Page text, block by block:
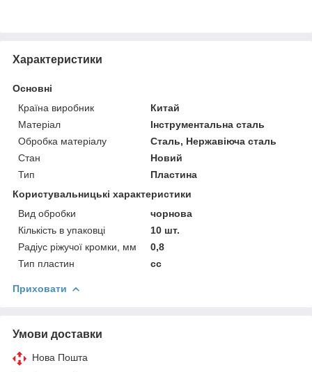
Характеристики
Основні
Країна виробник
Китай
Матеріал
Інструментальна сталь
Обробка матеріалу
Сталь, Нержавіюча сталь
Стан
Новий
Тип
Пластина
Користувальницькі характеристики
Вид обробки
чорнова
Кількість в упаковці
10 шт.
Радіус ріжучої кромки, мм
0,8
Тип пластин
cc
Приховати
Умови доставки
Нова Пошта